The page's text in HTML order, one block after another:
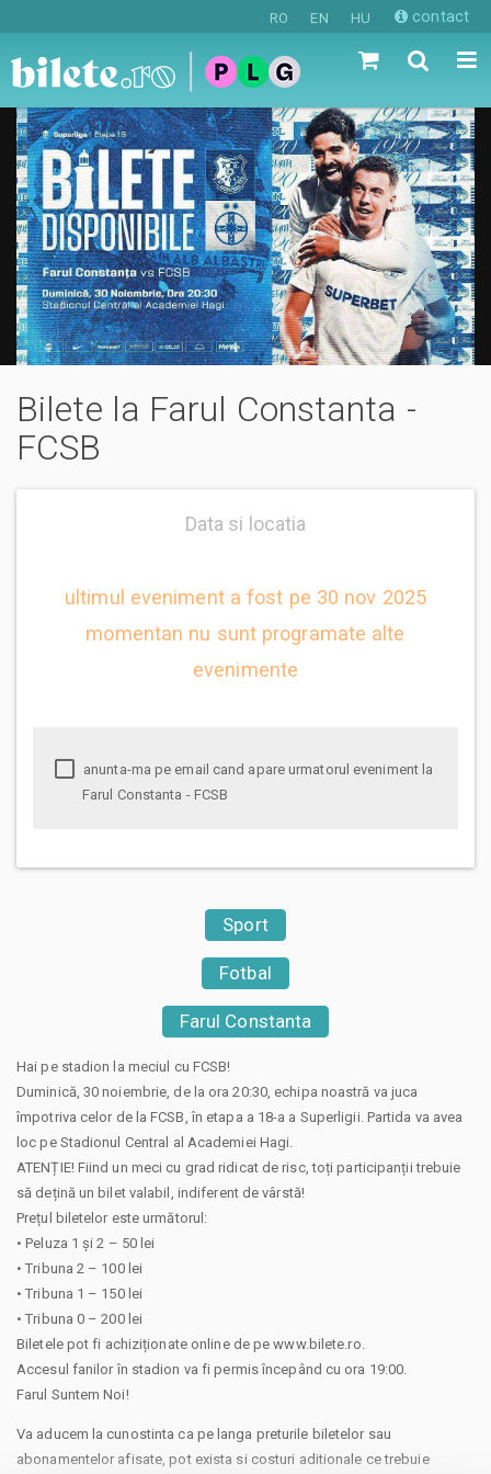
RO EN HU contact
Bilete la Farul Constanta -
FCSB
Data si locatia
ultimul eveniment a fost pe 30 nov 2025
momentan nu sunt programate alte
evenimente
Farul Constanta - FCSB
Sport
Fotbal
Farul Constanta
Hai pe stadion la meciul cu FCSB!
Duminică, 30 noiembrie, de la ora 20:30, echipa noastră va juca
împotriva celor de la FCSB, în etapa a 18-a a Superligii. Partida va avea
loc pe Stadionul Central al Academiei Hagi.
ATENȚIE! Fiind un meci cu grad ridicat de risc, toți participanții trebuie
să dețină un bilet valabil, indiferent de vârstă!
Prețul biletelor este următorul:
• Peluza 1 și 2 – 50 lei
• Tribuna 2 – 100 lei
• Tribuna 1 – 150 lei
• Tribuna 0 – 200 lei
Biletele pot fi achiziționate online de pe www.bilete.ro.
Accesul fanilor în stadion va fi permis începând cu ora 19:00.
Farul Suntem Noi!
Va aducem la cunostinta ca pe langa preturile biletelor sau
abonamentelor afisate, pot exista si costuri aditionale ce trebuie